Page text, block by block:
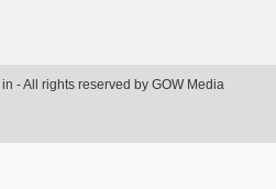
in - All rights reserved by GOW Media